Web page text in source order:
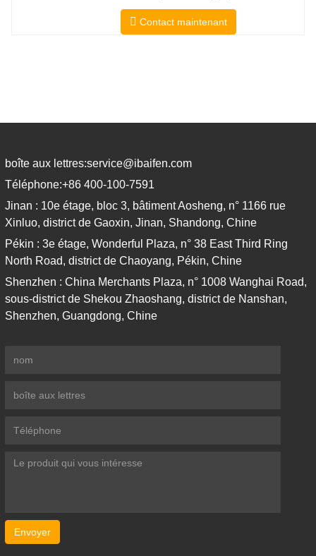
officiel par les universités, les tribunaux
et de nombreux gouvernements locaux.
Contact maintenant
boîte aux lettres:service@ibaifen.com
Téléphone:+86 400-100-7591
Jinan : 10e étage, bloc 3, bâtiment Aosheng, n° 1166 rue
Xinluo, district de Gaoxin, Jinan, Shandong, Chine
Pékin : 3e étage, Wonderful Plaza, n° 38 East Third Ring
North Road, district de Chaoyang, Pékin, Chine
Shenzhen : China Merchants Plaza, n° 1008 Wanghai Road,
sous-district de Shekou Zhaoshang, district de Nanshan,
Shenzhen, Guangdong, Chine
Envoyer